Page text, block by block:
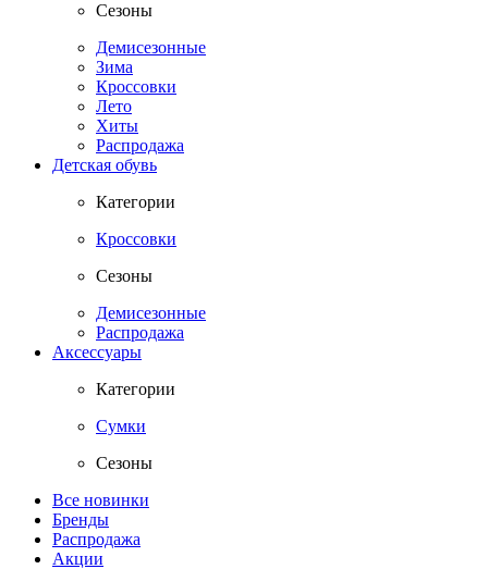
Сезоны
Демисезонные
Зима
Кроссовки
Лето
Хиты
Распродажа
Детская обувь
Категории
Кроссовки
Сезоны
Демисезонные
Распродажа
Аксессуары
Категории
Сумки
Сезоны
Все новинки
Бренды
Распродажа
Акции